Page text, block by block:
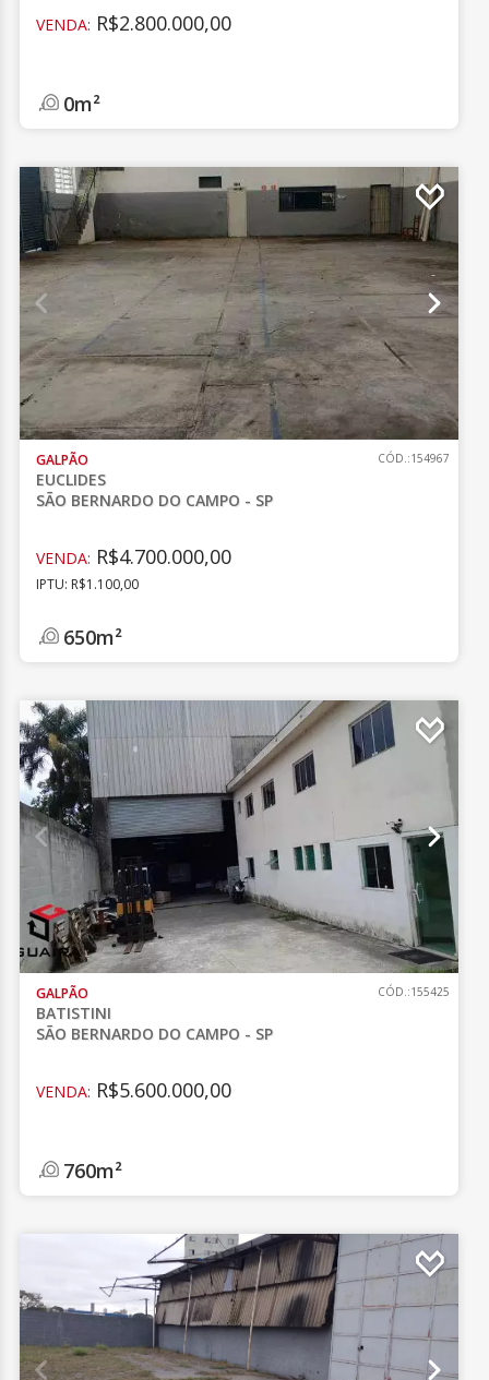
VENDA: R$2.800.000,00
0m²
GALPÃO
EUCLIDES
SÃO BERNARDO DO CAMPO - SP
CÓD.:154967
VENDA: R$4.700.000,00
IPTU: R$1.100,00
650m²
GALPÃO
BATISTINI
SÃO BERNARDO DO CAMPO - SP
CÓD.:155425
VENDA: R$5.600.000,00
760m²